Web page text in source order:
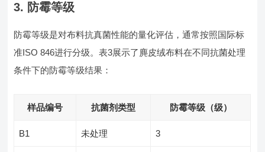
3. 防霉等级
防霉等级是对布料抗真菌性能的量化评估，通常按照国际标
准ISO 846进行分级。表3展示了麂皮绒布料在不同抗菌处理
条件下的防霉等级结果：
样品编号 抗菌剂类型 防霉等级（级）
B1 未处理 3